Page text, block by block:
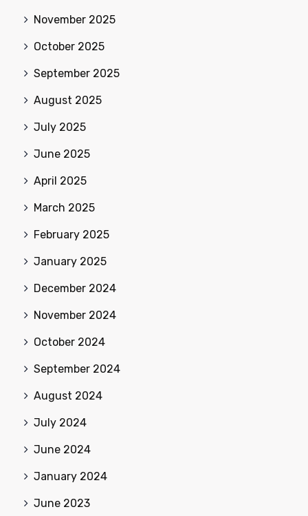
November 2025
October 2025
September 2025
August 2025
July 2025
June 2025
April 2025
March 2025
February 2025
January 2025
December 2024
November 2024
October 2024
September 2024
August 2024
July 2024
June 2024
January 2024
June 2023